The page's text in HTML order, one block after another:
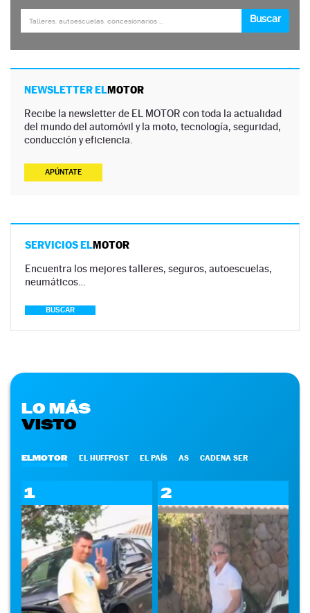
NEWSLETTER ELMOTOR
Recibe la newsletter de EL MOTOR con toda la actualidad
del mundo del automóvil y la moto, tecnología, seguridad,
conducción y eficiencia.
APÚNTATE
SERVICIOS ELMOTOR
Encuentra los mejores talleres, seguros, autoescuelas,
neumáticos…
BUSCAR
LO MÁS
VISTO
ELMOTOR EL HUFFPOST EL PAÍS AS CADENA SER
1 2